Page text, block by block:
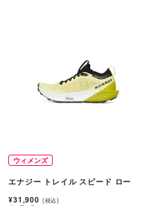
ウィメンズ
エナジー トレイル スピード ロー
¥31,900 (税込)